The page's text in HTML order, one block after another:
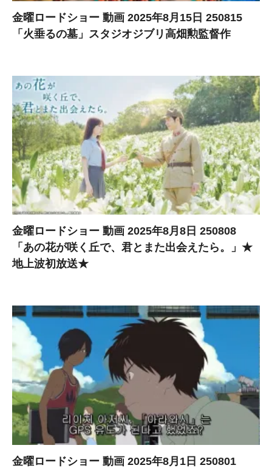
金曜ロードショー 動画 2025年8月15日 250815
「火垂るの墓」スタジオジブリ高畑勲監督作
金曜ロードショー 動画 2025年8月8日 250808
「あの花が咲く丘で、君とまた出会えたら。」★
地上波初放送★
金曜ロードショー 動画 2025年8月1日 250801